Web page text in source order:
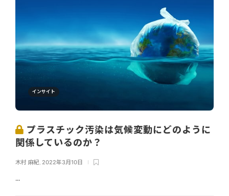
インサイト
プラスチック汚染は気候変動にどのように
関係しているのか？
木村 麻紀, 2022年3月10日
...